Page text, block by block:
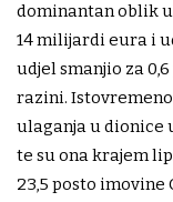
dominantan oblik
14 milijardi eura i
udjel smanjio za
razini.
ulaganja u dionice
te su ona krajem
23,5 posto imovine